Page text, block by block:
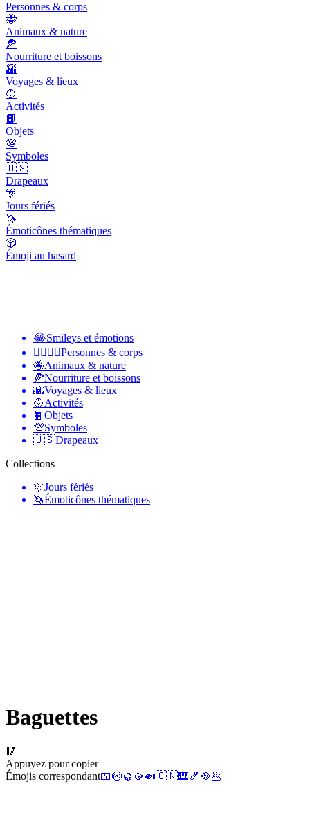
Personnes & corps
🐝
Animaux & nature
🍕
Nourriture et boissons
🌇
Voyages & lieux
🥎
Activités
📙
Objets
💯
Symboles
🇺🇸
Drapeaux
🎊
Jours fériés
🦄
Émoticônes thématiques
🎲
Émoji au hasard
😂Smileys et émotions
👩‍❤️‍💋‍👨Personnes & corps
🐝Animaux & nature
🍕Nourriture et boissons
🌇Voyages & lieux
🥎Activités
📙Objets
💯Symboles
🇺🇸Drapeaux
Collections
🎊Jours fériés
🦄Émoticônes thématiques
Baguettes
🥢
Appuyez pour copier
Émojis correspondant🍱🍥🥮 🥠🍛🇨🇳🎹 🍤 🥘🥟